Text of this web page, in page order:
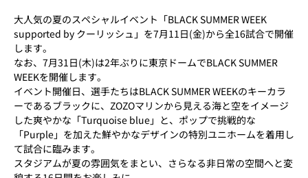
大人気の夏のスペシャルイベント「BLACK SUMMER WEEK
supported by クーリッシュ」を7月11日(金)から全16試合で開催
します。
なお、7月31日(木)は2年ぶりに東京ドームでBLACK SUMMER
WEEKを開催します。
イベント開催日、選手たちはBLACK SUMMER WEEKのキーカラ
ーであるブラックに、ZOZOマリンから見える海と空をイメージ
した爽やかな「Turquoise blue」と、ポップで挑戦的な
「Purple」を加えた鮮やかなデザインの特別ユニホームを着用し
て試合に臨みます。
スタジアムが夏の雰囲気をまとい、さらなる非日常の空間へと変